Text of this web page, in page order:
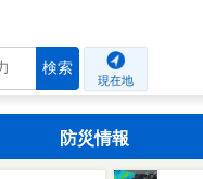
検索
現在地
防災情報